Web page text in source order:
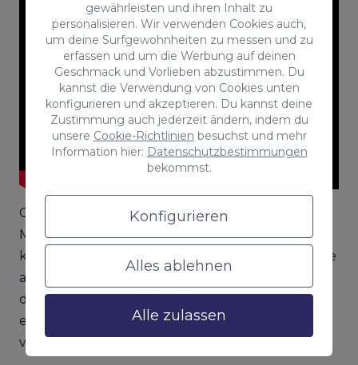
gewährleisten und ihren Inhalt zu
personalisieren. Wir verwenden Cookies auch,
um deine Surfgewohnheiten zu messen und zu
erfassen und um die Werbung auf deinen
Geschmack und Vorlieben abzustimmen. Du
kannst die Verwendung von Cookies unten
konfigurieren und akzeptieren. Du kannst deine
Zustimmung auch jederzeit ändern, indem du
unsere Cookie-Richtlinien besuchst und mehr
Information hier: Datenschutzbestimmungen
bekommst.
Konfigurieren
Alles ablehnen
Alle zulassen
Coca Cola ist eine der Marken die das emotionale
Marketing am besten anwenden. Jedes Jahr
kommen die Werbungen sehr gut bei den Nutze
an. Mit dieser Werbeaktion bringt Coca Cola dazu
die Nutzer ein Produkt zu kaufen, das sich den
eigenen Bedürfnissen anpasst, da es
verschiedene Größen und Formate gibt.